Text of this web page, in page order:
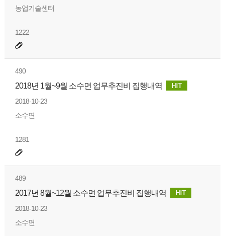
농업기술센터
1222
490
2018년 1월~9월 소수면 업무추진비 집행내역
2018-10-23
소수면
1281
489
2017년 8월~12월 소수면 업무추진비 집행내역
2018-10-23
소수면